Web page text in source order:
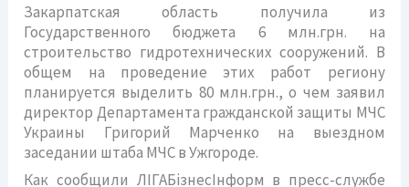
Закарпатская область получила из
Государственного бюджета 6 млн.грн. на
строительство гидротехнических сооружений. В
общем на проведение этих работ региону
планируется выделить 80 млн.грн., о чем заявил
директор Департамента гражданской защиты МЧС
Украины Григорий Марченко на выездном
заседании штаба МЧС в Ужгороде.
Как сообщили ЛІГАБізнесІнформ в пресс-службе